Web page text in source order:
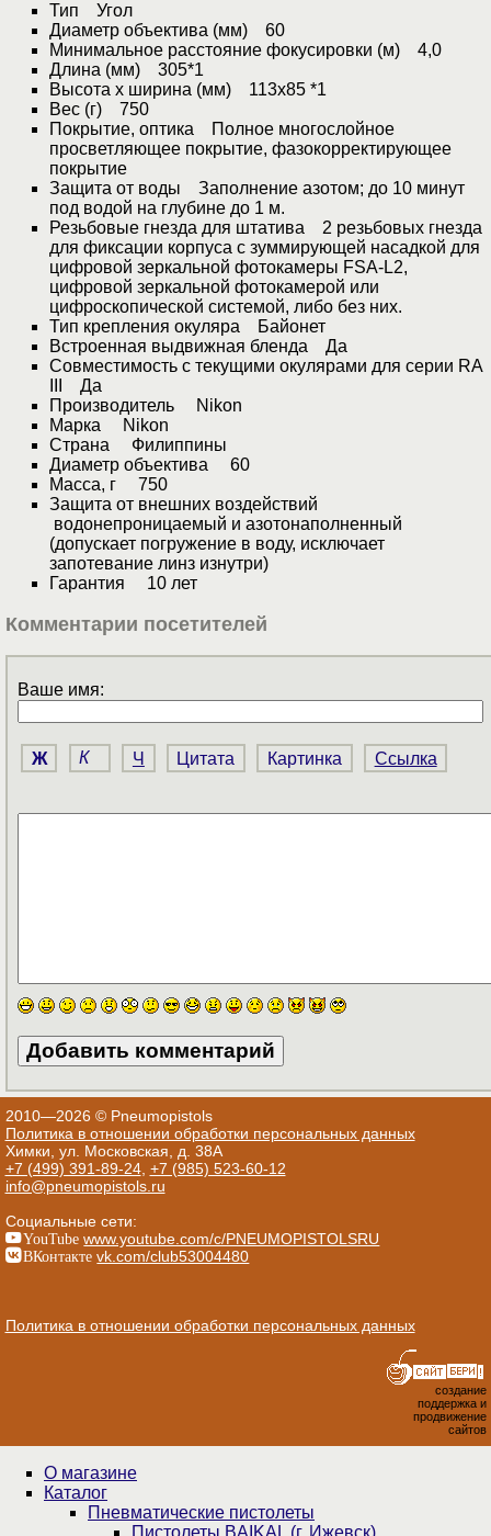
Тип Угол
Диаметр объектива (мм) 60
Минимальное расстояние фокусировки (м) 4,0
Длина (мм) 305*1
Высота x ширина (мм) 113x85 *1
Вес (г) 750
Покрытие, оптика Полное многослойное
просветляющее покрытие, фазокорректирующее
покрытие
Защита от воды Заполнение азотом; до 10 минут
под водой на глубине до 1 м.
Резьбовые гнезда для штатива 2 резьбовых гнезда
для фиксации корпуса с зуммирующей насадкой для
цифровой зеркальной фотокамеры FSA-L2,
цифровой зеркальной фотокамерой или
цифроскопической системой, либо без них.
Тип крепления окуляра Байонет
Встроенная выдвижная бленда Да
Совместимость с текущими окулярами для серии RA
III Да
Производитель Nikon
Марка Nikon
Страна Филиппины
Диаметр объектива 60
Масса, г 750
Защита от внешних воздействий
водонепроницаемый и азотонаполненный
(допускает погружение в воду, исключает
запотевание линз изнутри)
Гарантия 10 лет
Комментарии посетителей
Ваше имя:
Ж К Ч Цитата Картинка Ссылка
2010—2026 © Pneumopistols
Политика в отношении обработки персональных данных
Химки, ул. Московская, д. 38А
+7 (499) 391-89-24, +7 (985) 523-60-12
info@pneumopistols.ru
Социальные сети:
YouTube www.youtube.com/c/PNEUMOPISTOLSRU
ВКонтакте vk.com/club53004480
Политика в отношении обработки персональных данных
создание
поддержка и
продвижение
сайтов
О магазине
Каталог
Пнев­ма­ти­чес­кие пистолеты